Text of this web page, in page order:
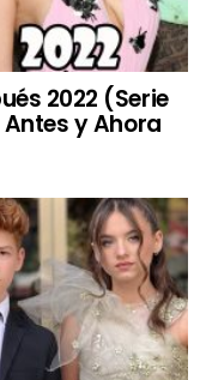
2022 (Serie
y Ahora